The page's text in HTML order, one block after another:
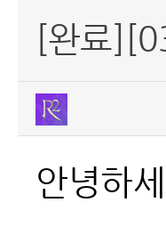
[완료
안녕하